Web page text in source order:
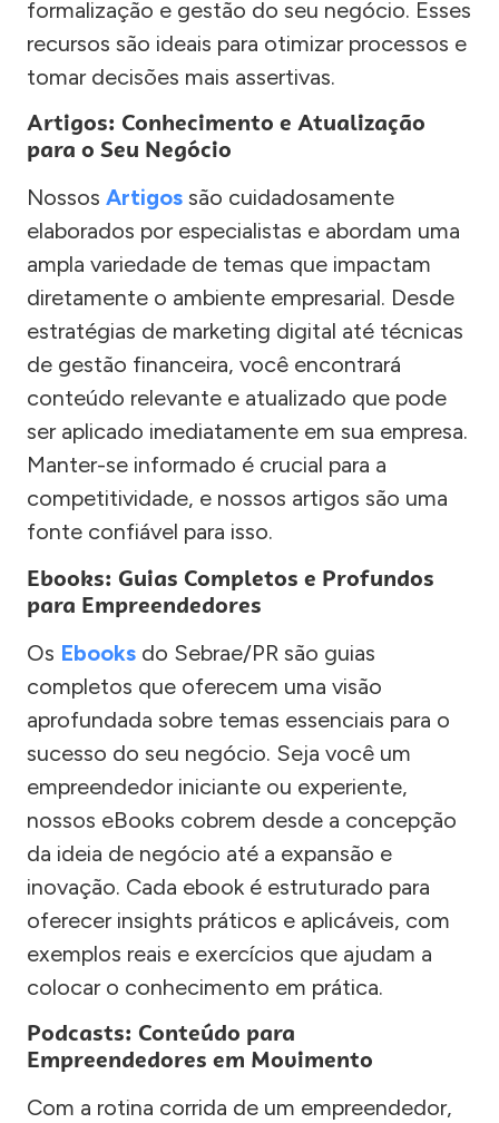
formalização e gestão do seu negócio. Esses
recursos são ideais para otimizar processos e
tomar decisões mais assertivas.
Artigos: Conhecimento e Atualização
para o Seu Negócio
Nossos Artigos são cuidadosamente
elaborados por especialistas e abordam uma
ampla variedade de temas que impactam
diretamente o ambiente empresarial. Desde
estratégias de marketing digital até técnicas
de gestão financeira, você encontrará
conteúdo relevante e atualizado que pode
ser aplicado imediatamente em sua empresa.
Manter-se informado é crucial para a
competitividade, e nossos artigos são uma
fonte confiável para isso.
Ebooks: Guias Completos e Profundos
para Empreendedores
Os Ebooks do Sebrae/PR são guias
completos que oferecem uma visão
aprofundada sobre temas essenciais para o
sucesso do seu negócio. Seja você um
empreendedor iniciante ou experiente,
nossos eBooks cobrem desde a concepção
da ideia de negócio até a expansão e
inovação. Cada ebook é estruturado para
oferecer insights práticos e aplicáveis, com
exemplos reais e exercícios que ajudam a
colocar o conhecimento em prática.
Podcasts: Conteúdo para
Empreendedores em Movimento
Com a rotina corrida de um empreendedor,